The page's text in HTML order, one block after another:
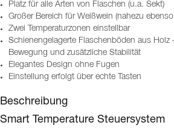
Platz für alle Arten von Flaschen (u.a. Sekt)
Großer Bereich für Weißwein (nahezu
Zwei Temperaturzonen einstellbar
Schienengelagerte Flaschenböden aus Holz
Bewegung und zusätzliche Stabilität
Elegantes Design ohne Fugen
Einstellung erfolgt über echte Tasten
Beschreibung
Smart Temperature Steuersystem